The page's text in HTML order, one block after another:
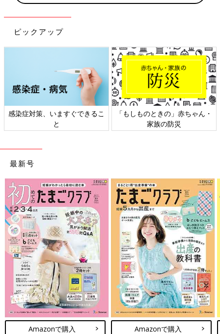
ピックアップ
感染症対策、いますぐできるこ
と
「もしものときの」赤ちゃん・
家族の防災
最新号
Amazonで購入 Amazonで購入